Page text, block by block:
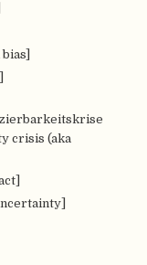
crisis (aka